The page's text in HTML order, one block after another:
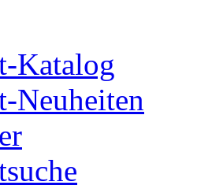
Katalog
Neuheiten